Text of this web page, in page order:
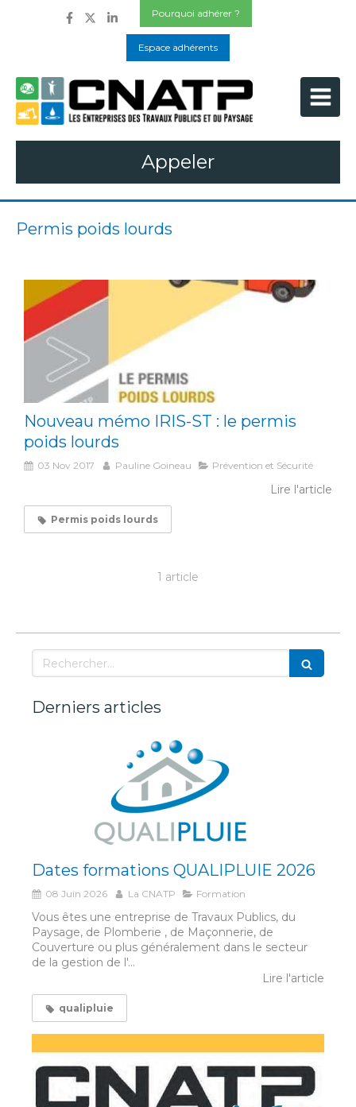
Pourquoi adhérer ?
Espace adhérents
Appeler
Permis poids lourds
Nouveau mémo IRIS-ST : le permis
poids lourds
03 Nov 2017 Pauline Goineau Prévention et Sécurité
Lire l'article
Permis poids lourds
1 article
Rechercher
Derniers articles
Dates formations QUALIPLUIE 2026
08 Juin 2026 La CNATP Formation
Vous êtes une entreprise de Travaux Publics, du
Paysage, de Plomberie , de Maçonnerie, de
Couverture ou plus généralement dans le secteur
de la gestion de l'...
Lire l'article
qualipluie